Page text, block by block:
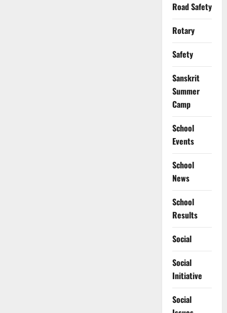
Road Safety
Rotary
Safety
Sanskrit
Summer
Camp
School
Events
School
News
School
Results
Social
Social
Initiative
Social